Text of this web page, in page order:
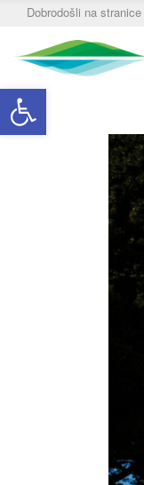
Open toolbar
Dobrodošli na stranice